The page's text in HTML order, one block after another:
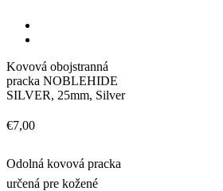
Kovová obojstranná
pracka NOBLEHIDE
SILVER, 25mm, Silver
€7,00
Odolná kovová pracka
určená pre kožené